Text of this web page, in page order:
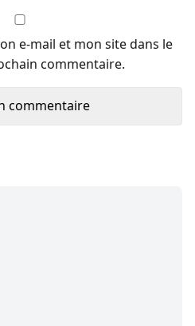
e-mail et mon site dans le
commentaire.